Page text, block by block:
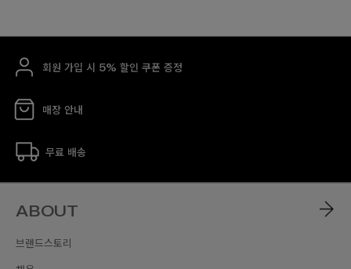
회원 가입 시 5% 할인 쿠폰 증정
매장 안내
무료 배송
ABOUT
브랜드스토리